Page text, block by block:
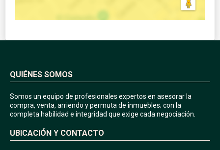
QUIÉNES SOMOS
Somos un equipo de profesionales expertos en asesorar la
compra, venta, arriendo y permuta de inmuebles; con la
completa habilidad e integridad que exige cada negociación.
UBICACIÓN Y CONTACTO